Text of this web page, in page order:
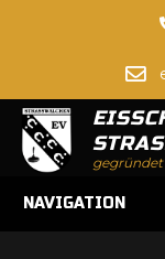
gegründet
NAVIGATION